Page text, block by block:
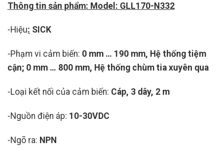
Thông tin sản phẩm: Model: GLL170-N332
-Hiệu: SICK
-Phạm vi cảm biến: 0 mm … 190 mm, Hệ thống tiệm
cận; 0 mm … 800 mm, Hệ thống chùm tia xuyên qua
-Loại kết nối của cảm biến: Cáp, 3 dây, 2 m
-Nguồn điện áp: 10-30VDC
-Ngõ ra: NPN